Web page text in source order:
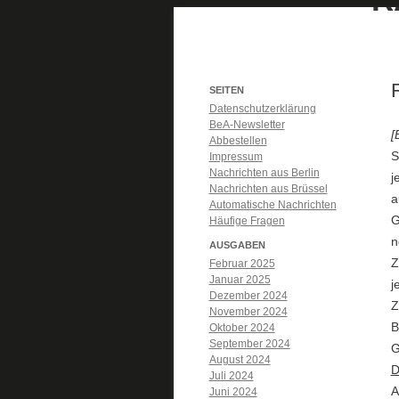
SEITEN
Datenschutzerklärung
BeA-Newsletter
Abbestellen
Impressum
Nachrichten aus Berlin
Nachrichten aus Brüssel
Automatische Nachrichten
Häufige Fragen
AUSGABEN
Februar 2025
Januar 2025
Dezember 2024
November 2024
Oktober 2024
September 2024
August 2024
Juli 2024
Juni 2024